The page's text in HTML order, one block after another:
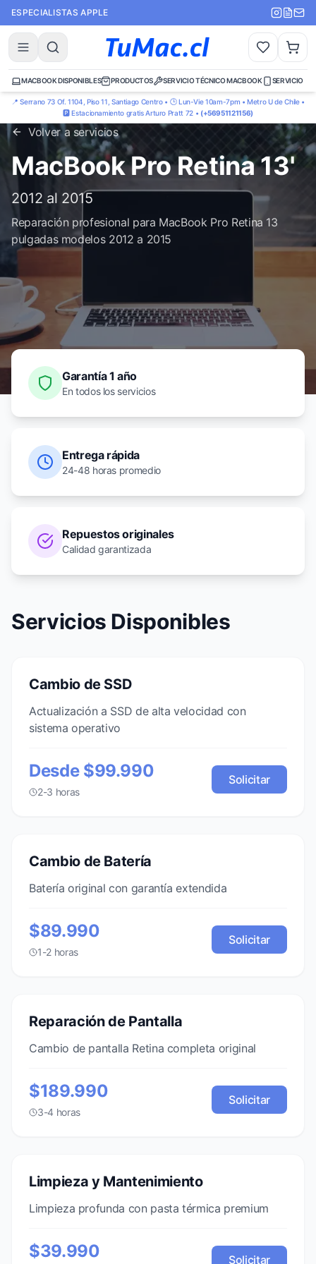
ESPECIALISTAS APPLE
MACBOOK DISPONIBLES PRODUCTOS SERVICIO TÉCNICO MACBOOK SERVICIO
📍 Serrano 73 Of. 1104, Piso 11, Santiago Centro • 🕒 Lun-Vie 10am-7pm • Metro U de Chile •
🅿️ Estacionamiento gratis Arturo Pratt 72 • (+56951121156)
Volver a servicios
MacBook Pro Retina 13'
2012 al 2015
Reparación profesional para MacBook Pro Retina 13
pulgadas modelos 2012 a 2015
Garantía 1 año
En todos los servicios
Entrega rápida
24-48 horas promedio
Repuestos originales
Calidad garantizada
Servicios Disponibles
Cambio de SSD
Actualización a SSD de alta velocidad con
sistema operativo
Desde $99.990
2-3 horas
Solicitar
Cambio de Batería
Batería original con garantía extendida
$89.990
1-2 horas
Solicitar
Reparación de Pantalla
Cambio de pantalla Retina completa original
$189.990
3-4 horas
Solicitar
Limpieza y Mantenimiento
Limpieza profunda con pasta térmica premium
$39.990 Solicitar